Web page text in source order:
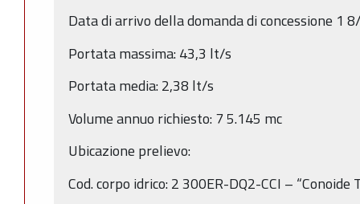
Data di arrivo della domanda di concessione 1
Portata massima: 43,3 lt/s
Portata media: 2,38 lt/s
Volume annuo richiesto: 7 5.145 mc
Ubicazione prelievo:
Cod. corpo idrico: 2 300ER-DQ2-CCI –